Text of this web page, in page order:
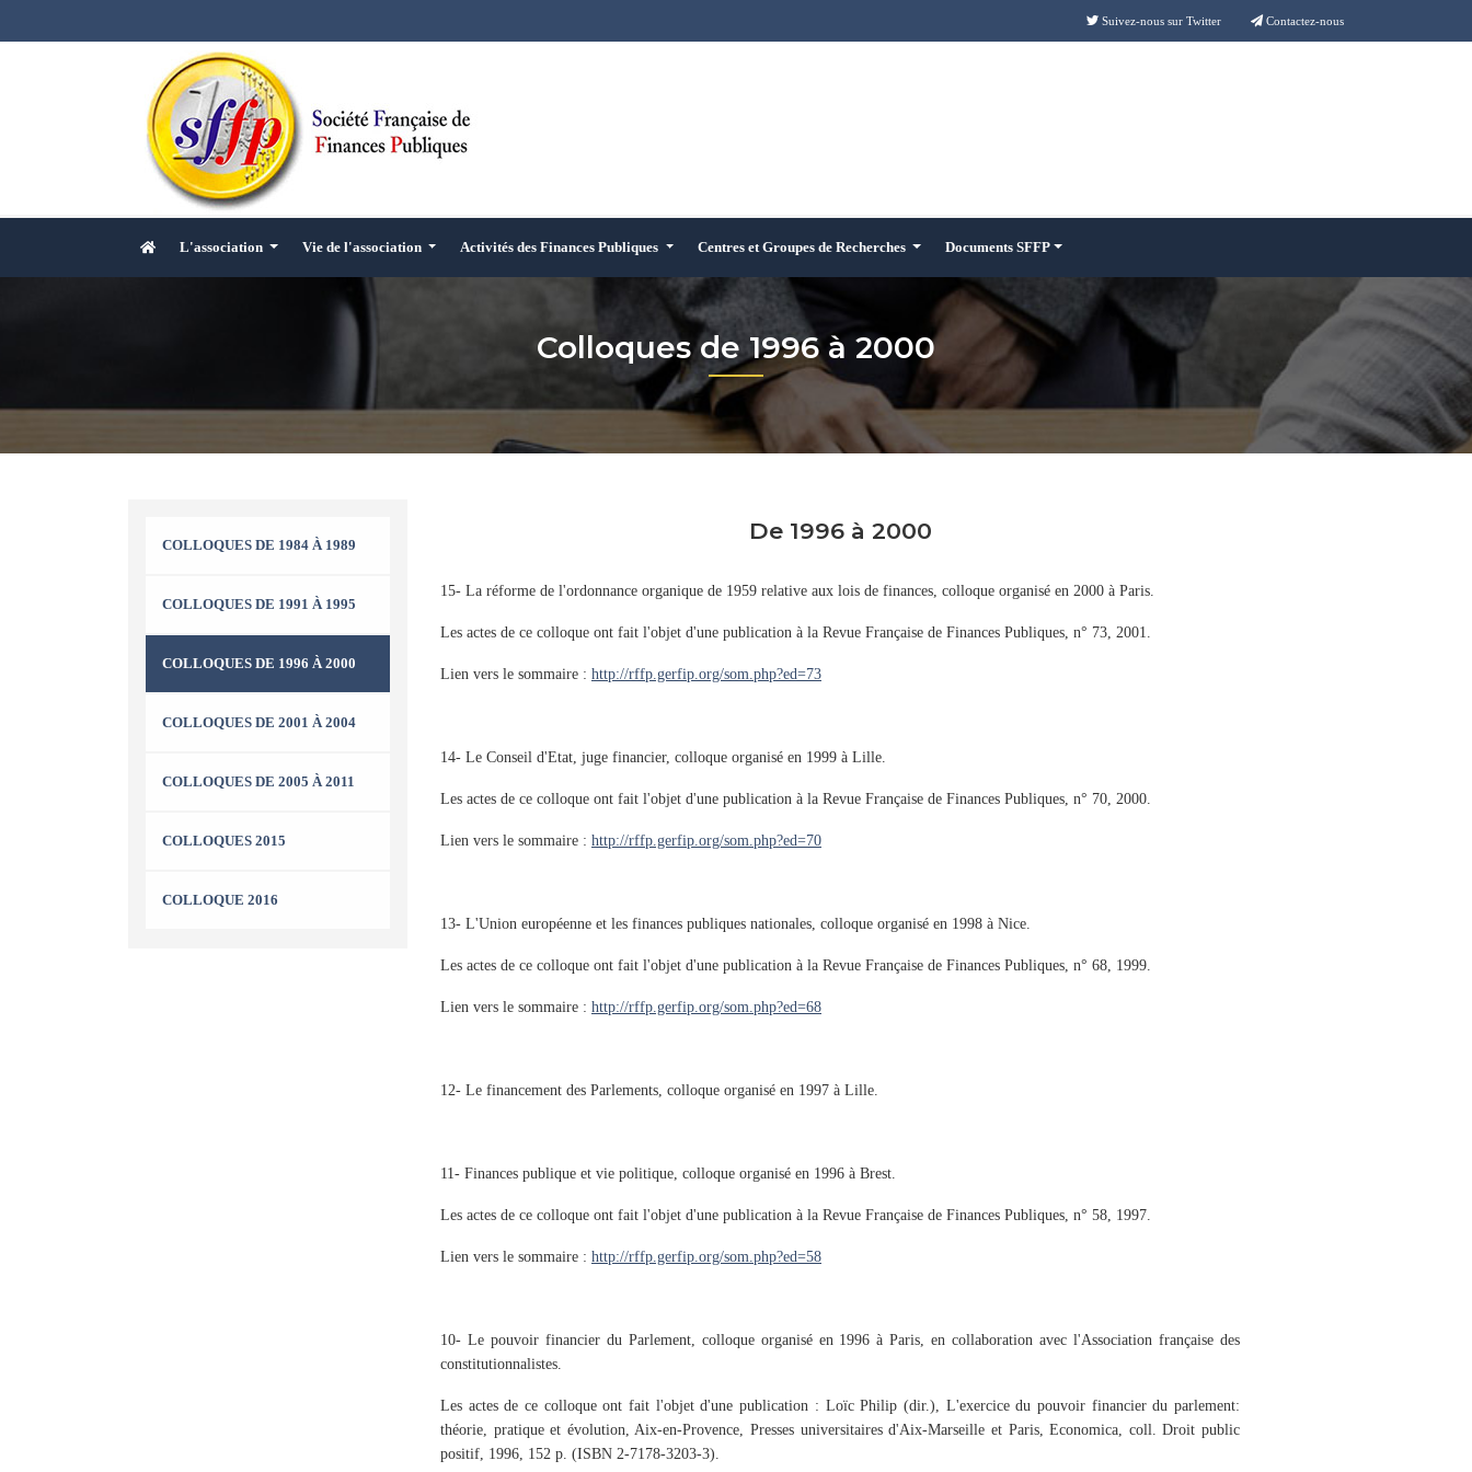
Suivez-nous sur Twitter Contactez-nous
L'association Vie de l'association Activités des Finances Publiques Centres et Groupes de Recherches Documents SFFP
Colloques de 1996 à 2000
COLLOQUES DE 1984 À 1989
COLLOQUES DE 1991 À 1995
COLLOQUES DE 1996 À 2000
COLLOQUES DE 2001 À 2004
COLLOQUES DE 2005 À 2011
COLLOQUES 2015
COLLOQUE 2016
De 1996 à 2000
15- La réforme de l'ordonnance organique de 1959 relative aux lois de finances, colloque organisé en 2000 à Paris.
Les actes de ce colloque ont fait l'objet d'une publication à la Revue Française de Finances Publiques, n° 73, 2001.
Lien vers le sommaire : http://rffp.gerfip.org/som.php?ed=73
14- Le Conseil d'Etat, juge financier, colloque organisé en 1999 à Lille.
Les actes de ce colloque ont fait l'objet d'une publication à la Revue Française de Finances Publiques, n° 70, 2000.
Lien vers le sommaire : http://rffp.gerfip.org/som.php?ed=70
13- L'Union européenne et les finances publiques nationales, colloque organisé en 1998 à Nice.
Les actes de ce colloque ont fait l'objet d'une publication à la Revue Française de Finances Publiques, n° 68, 1999.
Lien vers le sommaire : http://rffp.gerfip.org/som.php?ed=68
12- Le financement des Parlements, colloque organisé en 1997 à Lille.
11- Finances publique et vie politique, colloque organisé en 1996 à Brest.
Les actes de ce colloque ont fait l'objet d'une publication à la Revue Française de Finances Publiques, n° 58, 1997.
Lien vers le sommaire : http://rffp.gerfip.org/som.php?ed=58
10- Le pouvoir financier du Parlement, colloque organisé en 1996 à Paris, en collaboration avec l'Association française des
constitutionnalistes.
Les actes de ce colloque ont fait l'objet d'une publication : Loïc Philip (dir.), L'exercice du pouvoir financier du parlement:
théorie, pratique et évolution, Aix-en-Provence, Presses universitaires d'Aix-Marseille et Paris, Economica, coll. Droit public
positif, 1996, 152 p. (ISBN 2-7178-3203-3).